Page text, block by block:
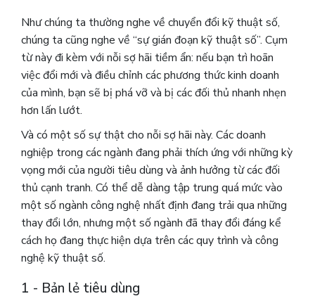
Như chúng ta thường nghe về chuyển đổi kỹ thuật số,
chúng ta cũng nghe về “sự gián đoạn kỹ thuật số”. Cụm
từ này đi kèm với nỗi sợ hãi tiềm ẩn: nếu bạn trì hoãn
việc đổi mới và điều chỉnh các phương thức kinh doanh
của mình, bạn sẽ bị phá vỡ và bị các đối thủ nhanh nhẹn
hơn lấn lướt.
Và có một số sự thật cho nỗi sợ hãi này. Các doanh
nghiệp trong các ngành đang phải thích ứng với những kỳ
vọng mới của người tiêu dùng và ảnh hưởng từ các đối
thủ cạnh tranh. Có thể dễ dàng tập trung quá mức vào
một số ngành công nghệ nhất định đang trải qua những
thay đổi lớn, nhưng một số ngành đã thay đổi đáng kể
cách họ đang thực hiện dựa trên các quy trình và công
nghệ kỹ thuật số.
1 - Bản lẻ tiêu dùng